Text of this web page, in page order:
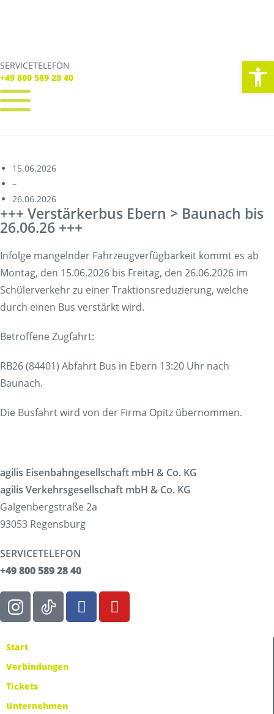
SERVICETELEFON
+49 800 589 28 40
SERVICE TELEFON
+49 800 589 28 40
Verbindungen
Tickets
Freizeit
Service
Unternehmen
15.06.2026
–
26.06.2026
+++ Verstärkerbus Ebern > Baunach bis
26.06.26 +++
Infolge mangelnder Fahrzeugverfügbarkeit kommt es ab
Montag, den 15.06.2026 bis Freitag, den 26.06.2026 im
Schülerverkehr zu einer Traktionsreduzierung, welche
durch einen Bus verstärkt wird.
Betroffene Zugfahrt:
RB26 (84401) Abfahrt Bus in Ebern 13:20 Uhr nach
Baunach.
Die Busfahrt wird von der Firma Opitz übernommen.
agilis Eisenbahngesellschaft mbH & Co. KG
agilis Verkehrsgesellschaft mbH & Co. KG
Galgenbergstraße 2a
93053 Regensburg
SERVICETELEFON
+49 800 589 28 40
Start
Verbindungen
Tickets
Unternehmen